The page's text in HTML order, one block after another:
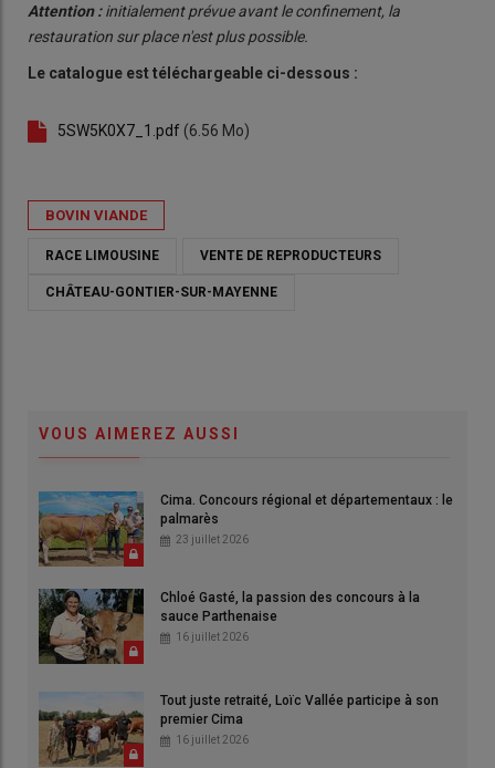
Attention :initialement prévue avant le confinement, la
restauration sur place n'est plus possible.
Le catalogue est téléchargeable ci-dessous :
5SW5K0X7_1.pdf (6.56 Mo)
BOVIN VIANDE
RACE LIMOUSINE VENTE DE REPRODUCTEURS
CHÂTEAU-GONTIER-SUR-MAYENNE
VOUS AIMEREZ AUSSI
Cima. Concours régional et départementaux : le
palmarès
23 juillet 2026
Chloé Gasté, la passion des concours à la
sauce Parthenaise
16 juillet 2026
Tout juste retraité, Loïc Vallée participe à son
premier Cima
16 juillet 2026